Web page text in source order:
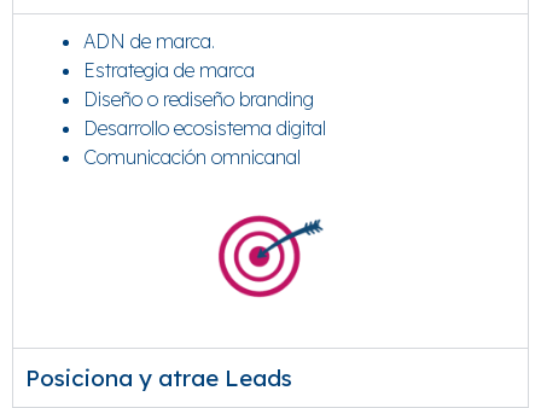
ADN de marca.
Estrategia de marca
Diseño o rediseño branding
Desarrollo ecosistema digital
Comunicación omnicanal
Posiciona y atrae Leads